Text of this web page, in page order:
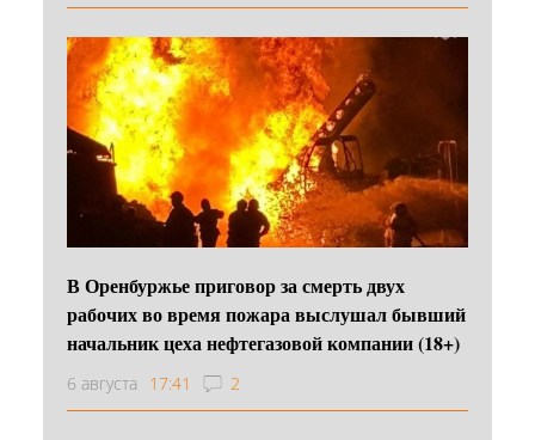
В Оренбуржье приговор за смерть двух
рабочих во время пожара выслушал бывший
начальник цеха нефтегазовой компании (18+)
6 августа 17:41 2